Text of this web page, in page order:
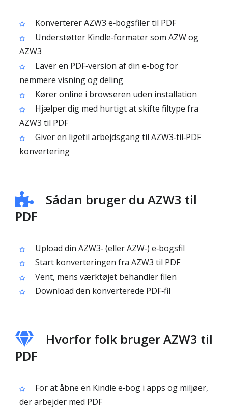
Konverterer AZW3 e‑bogsfiler til PDF
Understøtter Kindle‑formater som AZW og
AZW3
Laver en PDF‑version af din e‑bog for
nemmere visning og deling
Kører online i browseren uden installation
Hjælper dig med hurtigt at skifte filtype fra
AZW3 til PDF
Giver en ligetil arbejdsgang til AZW3‑til‑PDF
konvertering
Sådan bruger du AZW3 til
PDF
Upload din AZW3‑ (eller AZW‑) e‑bogsfil
Start konverteringen fra AZW3 til PDF
Vent, mens værktøjet behandler filen
Download den konverterede PDF‑fil
Hvorfor folk bruger AZW3 til
PDF
For at åbne en Kindle e‑bog i apps og miljøer,
der arbejder med PDF